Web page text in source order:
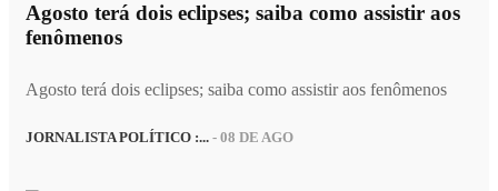
Agosto terá dois eclipses; saiba como assistir aos
fenômenos
Agosto terá dois eclipses; saiba como assistir aos fenômenos
JORNALISTA POLÍTICO :... - 08 DE AGO